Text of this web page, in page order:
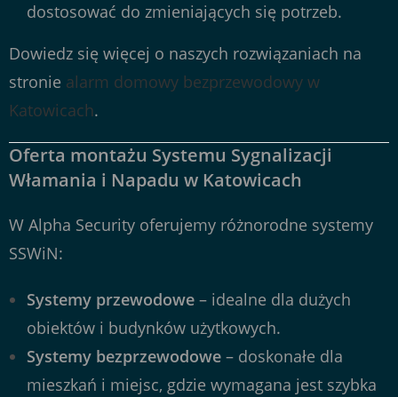
dostosować do zmieniających się potrzeb.
Dowiedz się więcej o naszych rozwiązaniach na
stronie alarm domowy bezprzewodowy w
Katowicach.
Oferta montażu Systemu Sygnalizacji
Włamania i Napadu w Katowicach
W Alpha Security oferujemy różnorodne systemy
SSWiN:
Systemy przewodowe – idealne dla dużych
obiektów i budynków użytkowych.
Systemy bezprzewodowe – doskonałe dla
mieszkań i miejsc, gdzie wymagana jest szybka